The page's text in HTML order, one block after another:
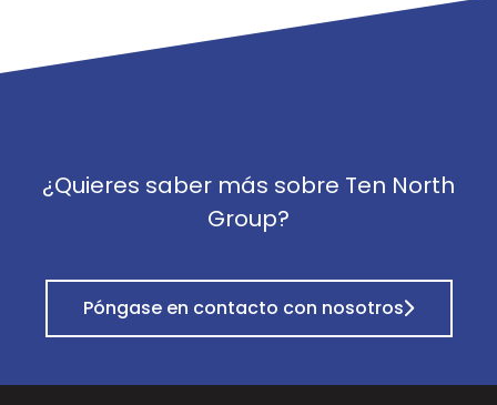
¿Quieres saber más sobre Ten North
Group?
Póngase en contacto con nosotros